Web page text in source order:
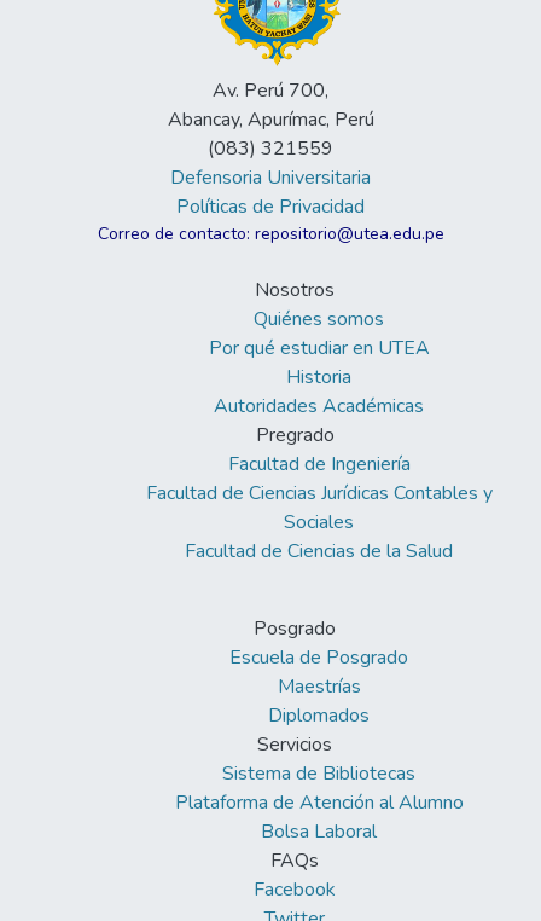
Av. Perú 700,
Abancay, Apurímac, Perú
(083) 321559
Defensoria Universitaria
Políticas de Privacidad
Correo de contacto: repositorio@utea.edu.pe
Nosotros
Quiénes somos
Por qué estudiar en UTEA
Historia
Autoridades Académicas
Pregrado
Facultad de Ingeniería
Facultad de Ciencias Jurídicas Contables y
Sociales
Facultad de Ciencias de la Salud
Posgrado
Escuela de Posgrado
Maestrías
Diplomados
Servicios
Sistema de Bibliotecas
Plataforma de Atención al Alumno
Bolsa Laboral
FAQs
Facebook